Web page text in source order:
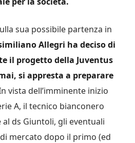
sua possibile partenza in
Allegri ha deciso di
il progetto della Juventus
si appresta a preparare
vista dell’imminente inizio
A, il tecnico bianconero
ds Giuntoli, gli eventuali
mercato dopo il primo (ed